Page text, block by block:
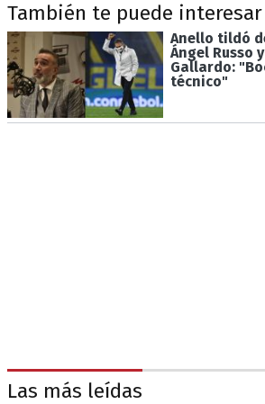
También te puede interesar
Anello tildó
Ángel Russo
Gallardo:
técnico"
Las más leídas